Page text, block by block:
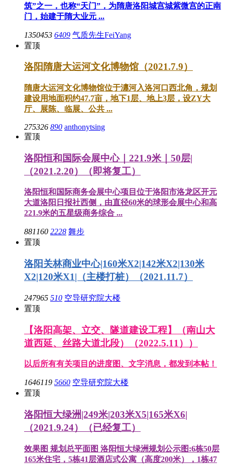
筑”之一，也称“天门”，为隋唐洛阳城宫城紫微宫的正南
门，始建于隋大业元 ...
1350453 6409 气质先生FeiYang
置顶
洛阳隋唐大运河文化博物馆（2021.7.9）
隋唐大运河文化博物馆位于瀍河入洛河口西北角，规划
建设用地面积约47.7亩，地下1层、地上3层，设ZY大
厅、展陈、临展、公共 ...
275326 890 anthonytsing
置顶
洛阳恒和国际会展中心｜221.9米｜50层|
（2021.2.20）（即将复工）
洛阳恒和国际商务会展中心项目位于洛阳市洛龙区开元
大道洛阳日报社西侧，由直径60米的球形会展中心和高
221.9米的五星级商务综合 ...
881160 2228 舞步
置顶
洛阳关林商业中心|160米X2|142米X2|130米
X2|120米X1|（主楼打桩）（2021.11.7）
247965 510 空导研究院大楼
置顶
【洛阳高架、立交、隧道建设工程】（南山大
道西延、丝路大道北段）（2022.5.11））
以后所有有关项目的进度图、文字消息，都发到本帖！
1646119 5660 空导研究院大楼
置顶
洛阳恒大绿洲|249米|203米X5|165米X6|
（2021.9.24）（已经复工）
效果图 规划总平面图 洛阳恒大绿洲规划公示图:6栋50层
165米住宅，5栋41层酒店式公寓（高度200米），1栋47